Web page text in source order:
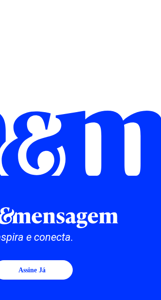
e conecta.
Assine Já